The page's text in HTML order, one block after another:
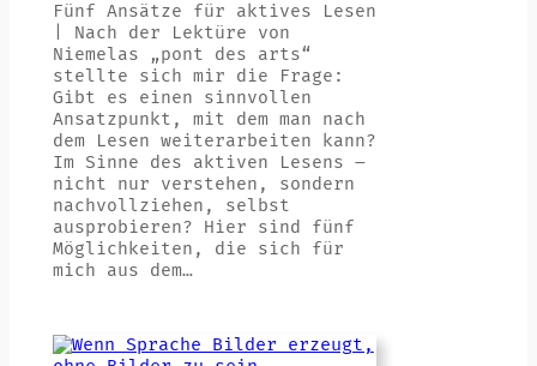
Fünf Ansätze für aktives Lesen
| Nach der Lektüre von
Niemelas „pont des arts“
stellte sich mir die Frage:
Gibt es einen sinnvollen
Ansatzpunkt, mit dem man nach
dem Lesen weiterarbeiten kann?
Im Sinne des aktiven Lesens –
nicht nur verstehen, sondern
nachvollziehen, selbst
ausprobieren? Hier sind fünf
Möglichkeiten, die sich für
mich aus dem…